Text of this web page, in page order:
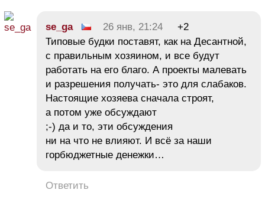
se_ga 26 янв, 21:24
+2
Типовые будки поставят, как на Десантной,
с правильным хозяином, и все будут
работать на его благо. А проекты малевать
и разрешения получать- это для слабаков.
Настоящие хозяева сначала строят,
а потом уже обсуждают
;-) да и то, эти обсуждения
ни на что не влияют. И всё за наши
горбюджетные денежки…
Ответить